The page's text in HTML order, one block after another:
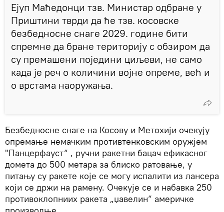
Ејуп Маћедонци тзв. Министар одбране у
Приштини тврди да ће тзв. косовске
безбедносне снаге 2029. године бити
спремне да бране територију с обзиром да
су премашени поједини циљеви, не само
када је реч о количини војне опреме, већ и
о врстама наоружања.
Безбедносне снаге на Косову и Метохији очекују
опремање немачким противтенковским оружјем
"Панцерфауст“ , ручни ракетни бацач ефикасног
домета до 500 метара за блиско ратовање, у
питању су ракете које се могу испалити из лансера
који се држи на рамену. Очекује се и набавка 250
противоклопниих ракета „џавелин“ америчке